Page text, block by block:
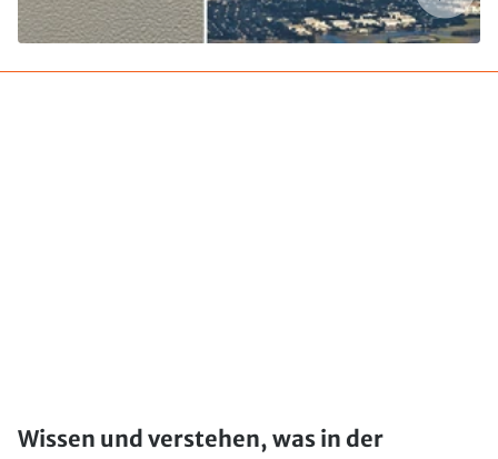
Wissen und verstehen, was in der